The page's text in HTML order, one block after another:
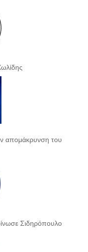
απομάκρυνση του
Σιδηρόπουλο